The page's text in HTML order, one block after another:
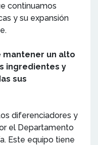
continuamos
y su expansión
mantener un alto
ingredientes y
sus
diferenciadores y
el Departamento
Este equipo tiene